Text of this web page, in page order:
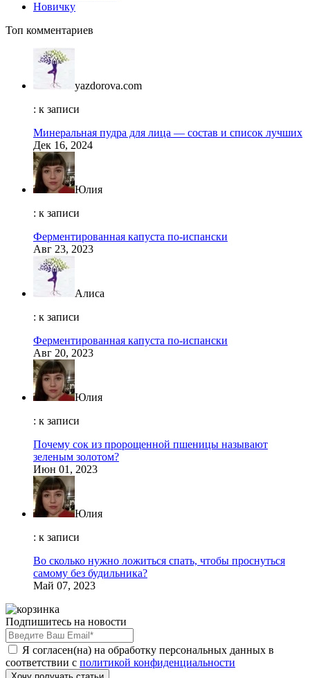
Новичку
Топ комментариев
yazdorova.com
: к записи
Минеральная пудра для лица — состав и список лучших
Дек 16, 2024
Юлия
: к записи
Ферментированная капуста по-испански
Авг 23, 2023
Алиса
: к записи
Ферментированная капуста по-испански
Авг 20, 2023
Юлия
: к записи
Почему сок из пророщенной пшеницы называют
зеленым золотом?
Июн 01, 2023
Юлия
: к записи
Во сколько нужно ложиться спать, чтобы проснуться
самому без будильника?
Май 07, 2023
Подпишитесь на новости
Я согласен(на) на обработку персональных данных в
соответствии с политикой конфиденциальности